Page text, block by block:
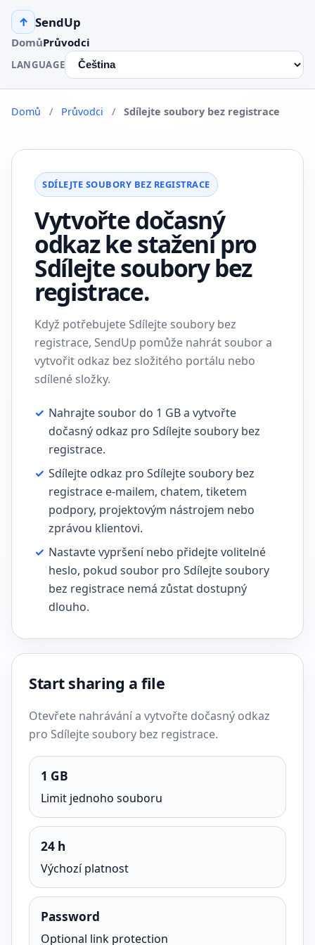
↑ SendUp
DomůPrůvodci
LANGUAGE
Domů / Průvodci / Sdílejte soubory bez registrace
SDÍLEJTE SOUBORY BEZ REGISTRACE
Vytvořte dočasný
odkaz ke stažení pro
Sdílejte soubory bez
registrace.
Když potřebujete Sdílejte soubory bez
registrace, SendUp pomůže nahrát soubor a
vytvořit odkaz bez složitého portálu nebo
sdílené složky.
✓ Nahrajte soubor do 1 GB a vytvořte
dočasný odkaz pro Sdílejte soubory bez
registrace.
✓ Sdílejte odkaz pro Sdílejte soubory bez
registrace e-mailem, chatem, tiketem
podpory, projektovým nástrojem nebo
zprávou klientovi.
✓ Nastavte vypršení nebo přidejte volitelné
heslo, pokud soubor pro Sdílejte soubory
bez registrace nemá zůstat dostupný
dlouho.
Start sharing a file
Otevřete nahrávání a vytvořte dočasný odkaz
pro Sdílejte soubory bez registrace.
1 GB
Limit jednoho souboru
24 h
Výchozí platnost
Password
Optional link protection